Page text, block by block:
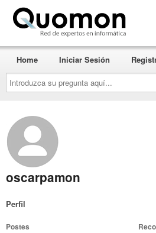
Introduzca
su
pregunta
aquí...
Home Iniciar Sesión
oscarpamon
Perfil
Postes